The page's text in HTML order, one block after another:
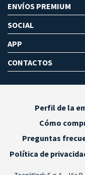
ENVÍOS PREMIUM
SOCIAL
APP
CONTACTOS
Perfil de la
Cómo
Preguntas
Política de